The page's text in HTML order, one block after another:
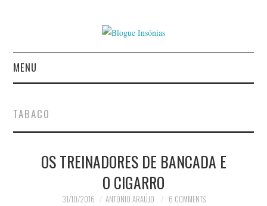
MENU
AUTORES
CONTACTO
TABACO
OS TREINADORES DE BANCADA E
O CIGARRO
31/10/2016 ANTÓNIO ARAÚJO 6 COMMENTS